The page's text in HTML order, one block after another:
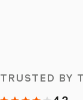
TRUSTED BY